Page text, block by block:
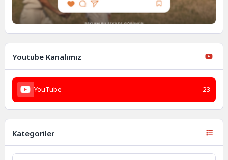
Youtube Kanalımız
YouTube 23
Kategoriler